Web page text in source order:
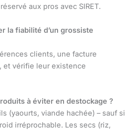
aux pros avec SIRET.
la fiabilité d’un grossiste
clients, une facture
et vérifie leur existence
à éviter en destockage ?
(yaourts, viande hachée) – sauf si
irréprochable. Les secs (riz,